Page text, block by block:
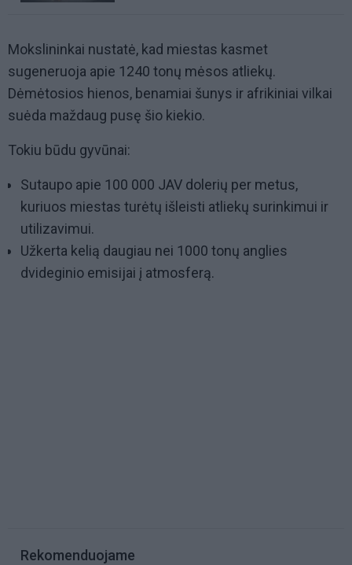
Mokslininkai nustatė, kad miestas kasmet
sugeneruoja apie 1240 tonų mėsos atliekų.
Dėmėtosios hienos, benamiai šunys ir afrikiniai vilkai
suėda maždaug pusę šio kiekio.
Tokiu būdu gyvūnai:
Sutaupo apie 100 000 JAV dolerių per metus,
kuriuos miestas turėtų išleisti atliekų surinkimui ir
utilizavimui.
Užkerta kelią daugiau nei 1000 tonų anglies
dvideginio emisijai į atmosferą.
Rekomenduojame